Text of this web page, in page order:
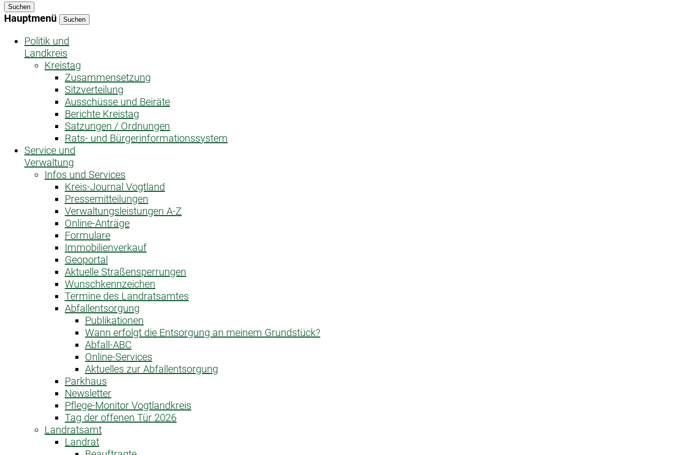
Suchen
Hauptmenü Suchen
Politik und
Landkreis
Kreistag
Zusammensetzung
Sitzverteilung
Ausschüsse und Beiräte
Berichte Kreistag
Satzungen / Ordnungen
Rats- und Bürgerinformationssystem
Service und
Verwaltung
Infos und Services
Kreis-Journal Vogtland
Pressemitteilungen
Verwaltungsleistungen A-Z
Online-Anträge
Formulare
Immobilienverkauf
Geoportal
Aktuelle Straßensperrungen
Wunschkennzeichen
Termine des Landratsamtes
Abfallentsorgung
Publikationen
Wann erfolgt die Entsorgung an meinem Grundstück?
Abfall-ABC
Online-Services
Aktuelles zur Abfallentsorgung
Parkhaus
Newsletter
Pflege-Monitor Vogtlandkreis
Tag der offenen Tür 2026
Landratsamt
Landrat